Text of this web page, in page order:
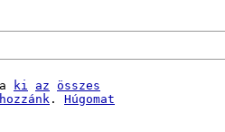
ki az összes
hozzánk . Húgomat